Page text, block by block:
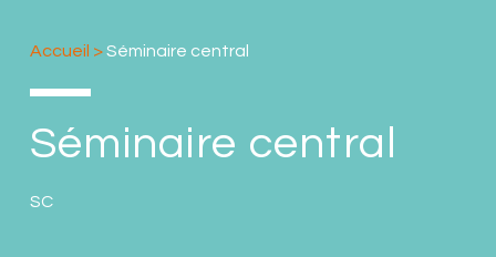
Accueil >Séminaire central
Séminaire central
SC